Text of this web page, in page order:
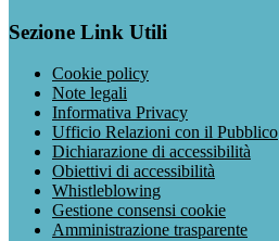
Sezione Link Utili
Cookie policy
Note legali
Informativa Privacy
Ufficio Relazioni con il Pubblico
Dichiarazione di accessibilità
Obiettivi di accessibilità
Whistleblowing
Gestione consensi cookie
Amministrazione trasparente